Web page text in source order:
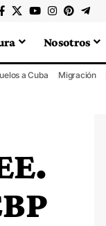
Nosotros
a Cuba Migración